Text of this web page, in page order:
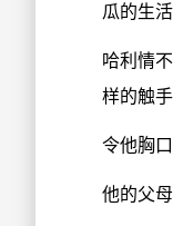
瓜的生
哈利情
样的触
令他胸
他的父母